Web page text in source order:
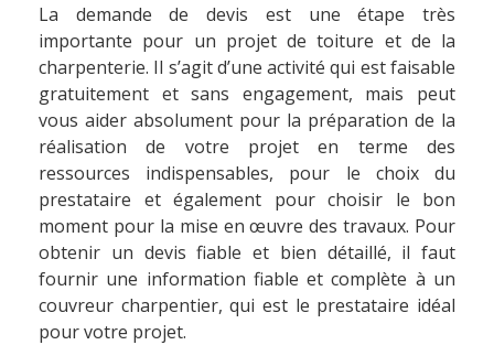
La demande de devis est une étape très
importante pour un projet de toiture et de la
charpenterie. Il s’agit d’une activité qui est faisable
gratuitement et sans engagement, mais peut
vous aider absolument pour la préparation de la
réalisation de votre projet en terme des
ressources indispensables, pour le choix du
prestataire et également pour choisir le bon
moment pour la mise en œuvre des travaux. Pour
obtenir un devis fiable et bien détaillé, il faut
fournir une information fiable et complète à un
couvreur charpentier, qui est le prestataire idéal
pour votre projet.